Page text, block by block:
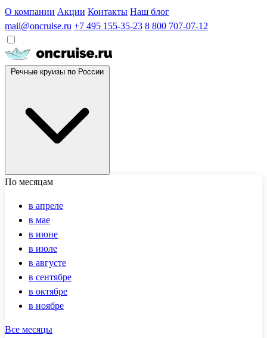
О компании Акции Контакты Наш блог
mail@oncruise.ru +7 495 155-35-23 8 800 707-07-12
По месяцам
в апреле
в мае
в июне
в июле
в августе
в сентябре
в октябре
в ноябре
Все месяцы